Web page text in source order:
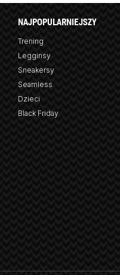
NAJPOPULARNIEJSZY
Trening
Legginsy
Sneakersy
Seamless
Dzieci
Black Friday